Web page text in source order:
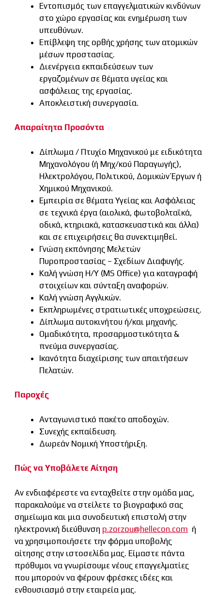
Εντοπισμός των επαγγελματικών κινδύνων
στο χώρο εργασίας και ενημέρωση των
υπευθύνων.
Επίβλεψη της ορθής χρήσης των ατομικών
μέσων προστασίας.
Διενέργεια εκπαιδεύσεων των
εργαζομένων σε θέματα υγείας και
ασφάλειας της εργασίας.
Αποκλειστική συνεργασία.
Απαραίτητα Προσόντα
Δίπλωμα / Πτυχίο Μηχανικού με ειδικότητα
Μηχανολόγου (ή Μηχ/κού Παραγωγής),
Ηλεκτρολόγου, Πολιτικού, Δομικών Έργων ή
Χημικού Μηχανικού.
Εμπειρία σε θέματα Υγείας και Ασφάλειας
σε τεχνικά έργα (αιολικά, φωτοβολταϊκά,
οδικά, κτηριακά, κατασκευαστικά και άλλα)
και σε επιχειρήσεις θα συνεκτιμηθεί.
Γνώση εκπόνησης Μελετών
Πυροπροστασίας – Σχεδίων Διαφυγής.
Καλή γνώση Η/Υ (MS Office) για καταγραφή
στοιχείων και σύνταξη αναφορών.
Καλή γνώση Αγγλικών.
Εκπληρωμένες στρατιωτικές υποχρεώσεις.
Δίπλωμα αυτοκινήτου ή/και μηχανής.
Ομαδικότητα, προσαρμοστικότητα &
πνεύμα συνεργασίας.
Ικανότητα διαχείρισης των απαιτήσεων
Πελατών.
Παροχές
Ανταγωνιστικό πακέτο αποδοχών.
Συνεχής εκπαίδευση.
Δωρεάν Νομική Υποστήριξη.
Πώς να Υποβάλετε Αίτηση
Αν ενδιαφέρεστε να ενταχθείτε στην ομάδα μας,
παρακαλούμε να στείλετε το βιογραφικό σας
σημείωμα και μια συνοδευτική επιστολή στην
ηλεκτρονική διεύθυνση p.zorzou@hellecon.com ή
να χρησιμοποιήσετε την φόρμα υποβολής
αίτησης στην ιστοσελίδα μας. Είμαστε πάντα
πρόθυμοι να γνωρίσουμε νέους επαγγελματίες
που μπορούν να φέρουν φρέσκες ιδέες και
ενθουσιασμό στην εταιρεία μας.